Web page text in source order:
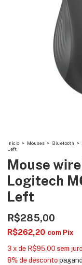
Início > Mouses > Bluetooth >
Left
Mouse
Logitech
Left
R$285,00
R$262,20 com Pix
3 x de R$95,00 sem
8% de desconto